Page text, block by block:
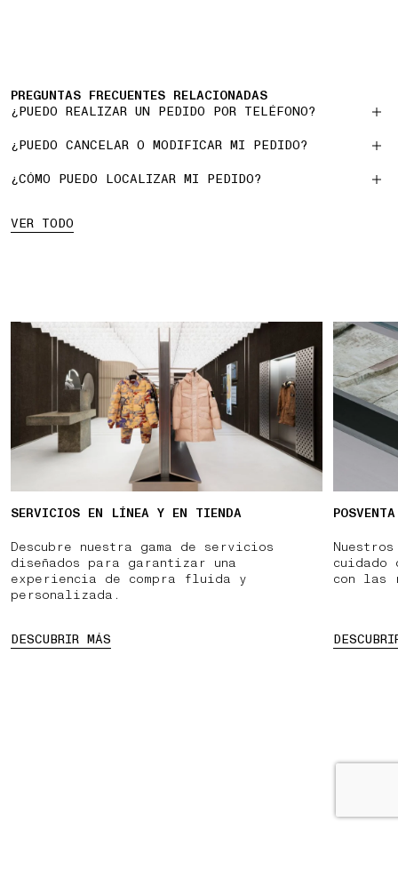
PREGUNTAS FRECUENTES RELACIONADAS
¿PUEDO REALIZAR UN PEDIDO POR TELÉFONO?
¿PUEDO CANCELAR O MODIFICAR MI PEDIDO?
¿CÓMO PUEDO LOCALIZAR MI PEDIDO?
VER TODO
SERVICIOS EN LÍNEA Y EN TIENDA
Descubre nuestra gama de servicios
diseñados para garantizar una
experiencia de compra fluida y
personalizada.
DESCUBRIR MÁS
POSVENTA
con las